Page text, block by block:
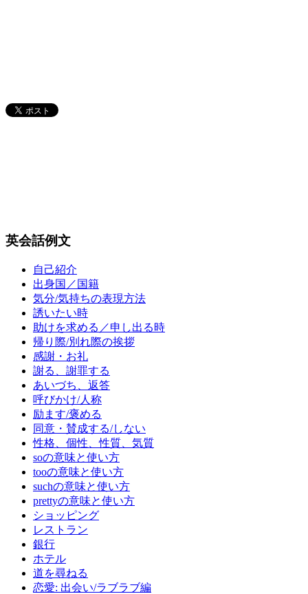
英会話例文
自己紹介
出身国／国籍
気分/気持ちの表現方法
誘いたい時
助けを求める／申し出る時
帰り際/別れ際の挨拶
感謝・お礼
謝る、謝罪する
あいづち、返答
呼びかけ/人称
励ます/褒める
同意・賛成する/しない
性格、個性、性質、気質
soの意味と使い方
tooの意味と使い方
suchの意味と使い方
prettyの意味と使い方
ショッピング
レストラン
銀行
ホテル
道を尋ねる
恋愛: 出会い/ラブラブ編